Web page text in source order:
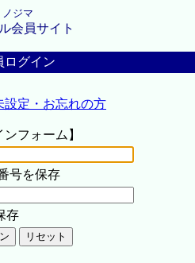
ノジマ
会員サイト
ログイン
設定・お忘れの方
ンフォーム】
号を保存
存